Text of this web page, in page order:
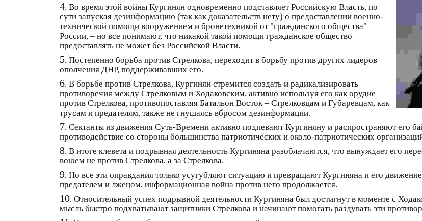
4. Во время этой войны Кургинян одновременно подставляет Российскую Власть, по
сути запуская дезинформацию (так как доказательств нету) о предоставлении военно-
технической помощи вооружением и бронетехникой от "гражданского общества"
России, – но все понимают, что никакой такой помощи гражданское общество
предоставлять не может без Российской Власти.
5. Постепенно борьба против Стрелкова, переходит в борьбу против других лидеров
ополчения ДНР, поддерживавших его.
6. В борьбе против Стрелкова, Кургинян стремится создать и радикализировать
противоречия между Стрелковым и Ходаковским, активно используя его как орудие
против Стрелкова, противопоставляя Батальон Восток – Стрелковцам и Губаревцам, как
трусам и предателям, также не гнушаясь вбросом дезинформации.
7. Сектанты из движения Суть-Времени активно подпевают Кургиняну и распространяют его
противодействие со стороны большинства патриотических и около-патриотических
8. В итоге клевета и подрывная деятельность Кургиняна разоблачаются, что вынуждает его
воюем не против Стрелкова, а за Стрелкова.
9. Но все эти оправдания только усугубляют ситуацию и превращают Кургиняна и его
предателем и лжецом, информационная война против него продолжается.
10. Относительный успех подрывной деятельности Кургиняна был достигнут в моменте с
мысль быстро подхватывают защитники Стрелкова и начинают помогать раздувать эти